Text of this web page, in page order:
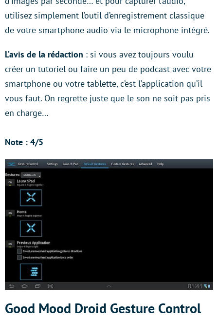
utilisez simplement l’outil d’enregistrement classique
de votre smartphone audio via le microphone intégré.
L’avis de la rédaction : si vous avez toujours voulu
créer un tutoriel ou faire un peu de podcast avec votre
smartphone ou votre tablette, c’est l’application qu’il
vous faut. On regrette juste que le son ne soit pas pris
en charge…
Note : 4/5
Good Mood Droid Gesture Control